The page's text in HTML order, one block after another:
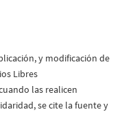
y modificación de
Libres
las realicen
se cite la fuente y